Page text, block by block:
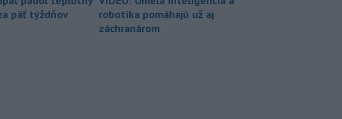
päť týždňov
robotika pomáhajú už aj
záchranárom